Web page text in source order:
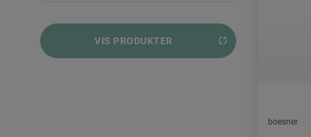
VIS PRODUKTER
boesner